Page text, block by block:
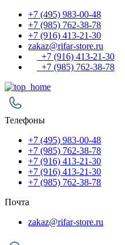
+7 (495) 983-00-48
+7 (985) 762-38-78
+7 (916) 413-21-30
zakaz@rifar-store.ru
+7 (916) 413-21-30
+7 (985) 762-38-78
Телефоны
+7 (495) 983-00-48
+7 (985) 762-38-78
+7 (916) 413-21-30
+7 (916) 413-21-30
+7 (985) 762-38-78
Почта
zakaz@rifar-store.ru